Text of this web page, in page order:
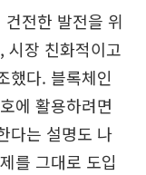
전한 발전을 위
시장 친화적이고
했다. 블록체인
에 활용하려면
다는 설명도 나
를 그대로 도입